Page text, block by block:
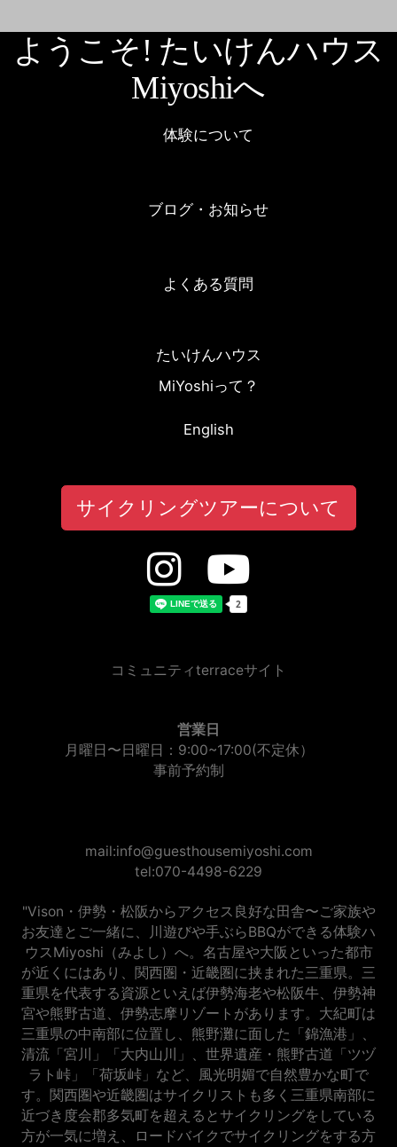
ようこそ! たいけんハウス
Miyoshiへ
体験について
ブログ・お知らせ
よくある質問
たいけんハウス
MiYoshiって？
English
サイクリングツアーについて
コミュニティterraceサイト
営業日
月曜日〜日曜日：9:00~17:00(不定休）
事前予約制
mail:info@guesthousemiyoshi.com
tel:070-4498-6229
"Vison・伊勢・松阪からアクセス良好な田舎〜ご家族や
お友達とご一緒に、川遊びや手ぶらBBQができる体験ハ
ウスMiyoshi（みよし）へ。名古屋や大阪といった都市
が近くにはあり、関西圏・近畿圏に挟まれた三重県。三
重県を代表する資源といえば伊勢海老や松阪牛、伊勢神
宮や熊野古道、伊勢志摩リゾートがあります。大紀町は
三重県の中南部に位置し、熊野灘に面した「錦漁港」、
清流「宮川」「大内山川」、世界遺産・熊野古道「ツヅ
ラト峠」「荷坂峠」など、風光明媚で自然豊かな町で
す。関西圏や近畿圏はサイクリストも多く三重県南部に
近づき度会郡多気町を超えるとサイクリングをしている
方が一気に増え、ロードバイクでサイクリングをする方